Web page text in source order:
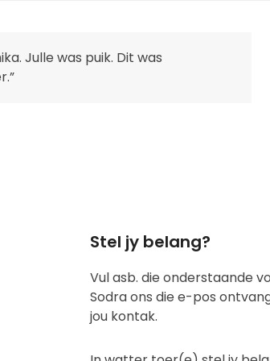
Julle was puik. Dit was
Stel jy belang?
Vul asb. die onderstaande
Sodra ons die e-pos
jou kontak.